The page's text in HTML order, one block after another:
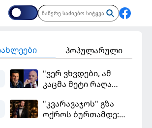
პოპულარული
"ვერ ვხვდები, ამ
კაცმა მეტი რაღა
ფიგუ ინფანტინოს
გადადგომას
"კვარავაჯოს" გზა
ოქროს ბურთამდე: